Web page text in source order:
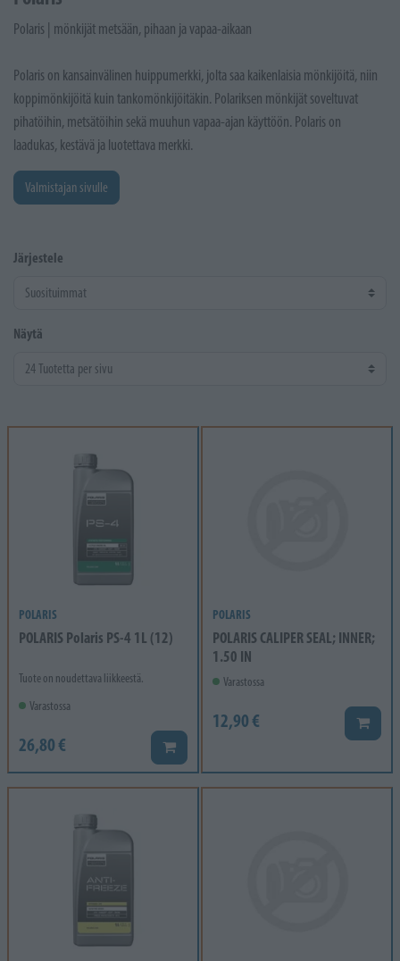
Polaris | mönkijät metsään, pihaan ja vapaa-aikaan
Polaris on kansainvälinen huippumerkki, jolta saa kaikenlaisia mönkijöitä, niin
koppimönkijöitä kuin tankomönkijöitäkin. Polariksen mönkijät soveltuvat
pihatöihin, metsätöihin sekä muuhun vapaa-ajan käyttöön. Polaris on
laadukas, kestävä ja luotettava merkki.
Valmistajan sivulle
Järjestele
Näytä
POLARIS
POLARIS Polaris PS-4 1L (12)
Tuote on noudettava liikkeestä.
Varastossa
26,80 € Lisää koriin
POLARIS
POLARIS CALIPER SEAL; INNER;
1.50 IN
Varastossa
12,90 € Lisää